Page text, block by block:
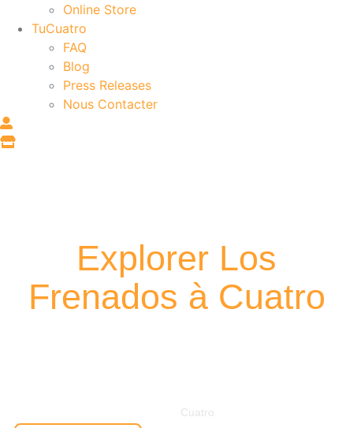
Online Store
TuCuatro
FAQ
Blog
Press Releases
Nous Contacter
Explorer Los
Frenados à Cuatro
Cuatro